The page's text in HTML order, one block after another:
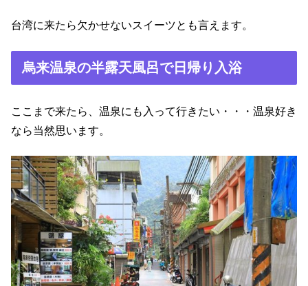
台湾に来たら欠かせないスイーツとも言えます。
烏来温泉の半露天風呂で日帰り入浴
ここまで来たら、温泉にも入って行きたい・・・温泉好き
なら当然思います。